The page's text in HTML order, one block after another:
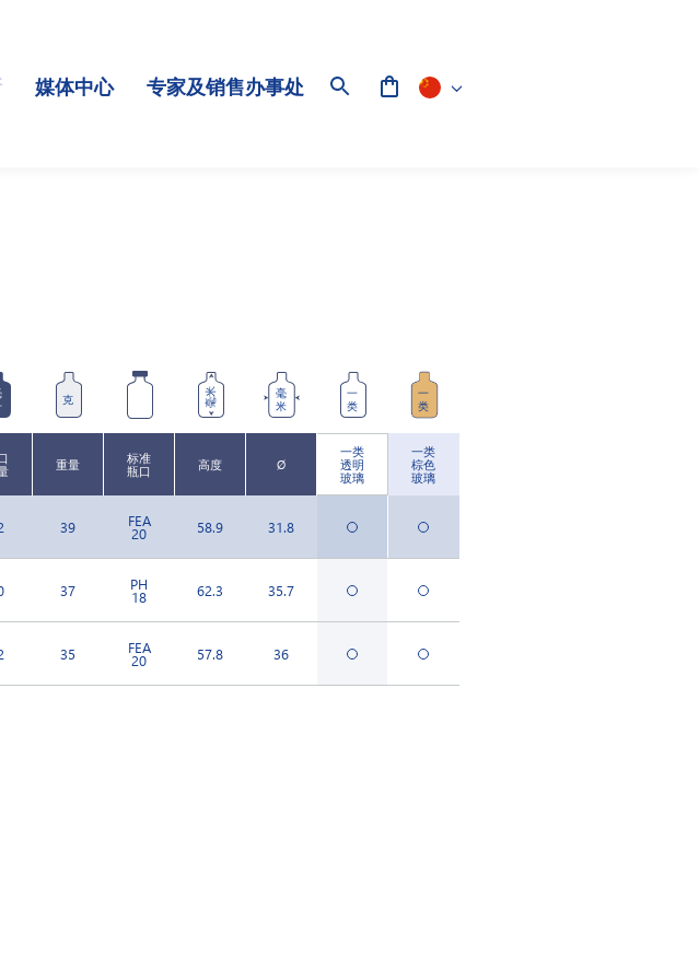
媒体中心 专家及销售办事处
克 毫米
毫
米
一
类
一
类
重量
标准
瓶口
高度 Ø
一类
透明
玻璃
一类
棕色
玻璃
39 FEA
20 58.9 31.8
37 PH
18 62.3 35.7
35 FEA
20 57.8 36